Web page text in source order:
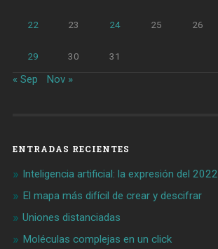
22 23 24 25 26
29 30 31
« Sep Nov »
ENTRADAS RECIENTES
Inteligencia artificial: la expresión del 2022
El mapa más difícil de crear y descifrar
Uniones distanciadas
Moléculas complejas en un click